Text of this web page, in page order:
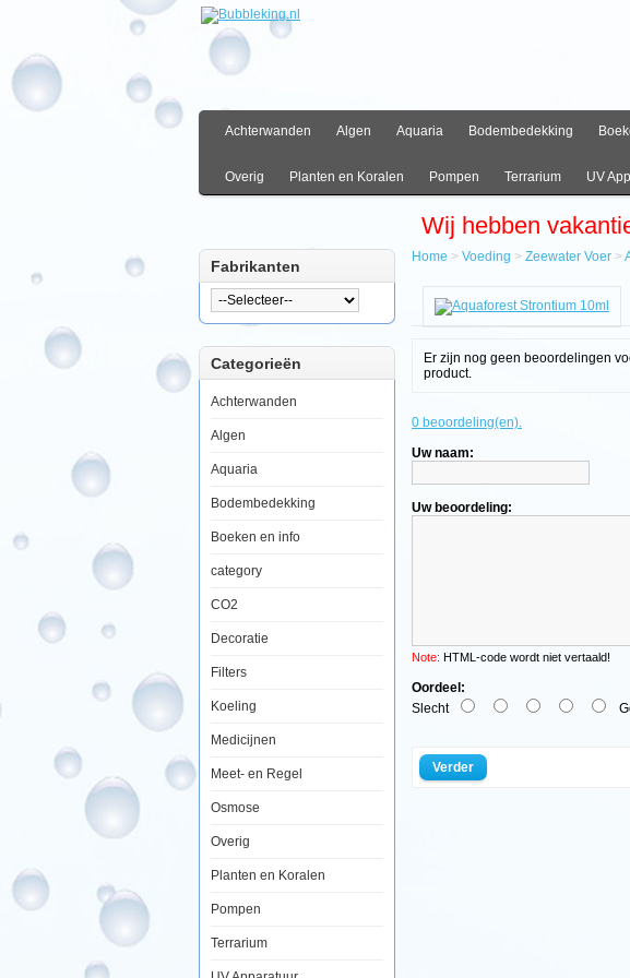
Achterwanden Algen Aquaria Bodembedekking
Overig Planten en Koralen Pompen Terrarium UV
Wij hebben
Fabrikanten
Categorieën
Achterwanden
Algen
Aquaria
Bodembedekking
Boeken en info
category
CO2
Decoratie
Filters
Koeling
Medicijnen
Meet- en Regel
Osmose
Overig
Planten en Koralen
Pompen
Terrarium
Voeding
Zeewater
Aquaforest
Strontium
Aquaforest
Strontium
10ml
Strontium,
calcium
en
magnesium,
een
van
Home > Voeding > Zeewater Voer >
Er zijn nog geen beoordelingen
product.
0 beoordeling(en).
Uw naam:
Uw beoordeling:
Note: HTML-code wordt niet vertaald!
Oordeel:
Slecht
Verder